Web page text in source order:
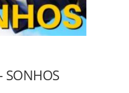
SONHOS